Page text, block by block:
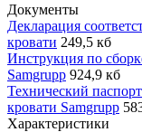
Документы
Декларация
кровати 249,5 кб
Инструкция по
Samgrupp 924,9 кб
Технический
кровати Samgrupp
Характеристики